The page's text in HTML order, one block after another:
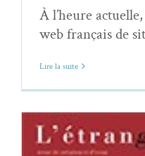
À l’heure
web français de
Lire la suite